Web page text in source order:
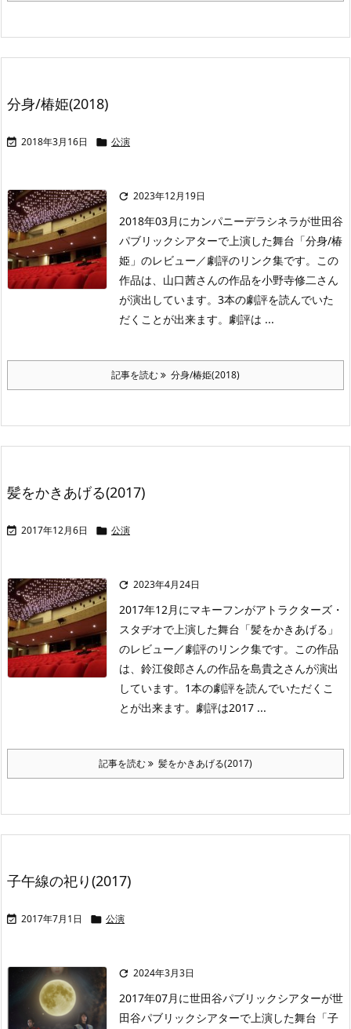
分身/椿姫(2018)
 2018年3月16日  公演
 2023年12月19日
2018年03月にカンパニーデラシネラが世田谷
パブリックシアターで上演した舞台「分身/椿
姫」のレビュー／劇評のリンク集です。この
作品は、山口茜さんの作品を小野寺修二さん
が演出しています。3本の劇評を読んでいた
だくことが出来ます。劇評は ...
記事を読む 分身/椿姫(2018)
髪をかきあげる(2017)
 2017年12月6日  公演
 2023年4月24日
2017年12月にマキーフンがアトラクターズ・
スタヂオで上演した舞台「髪をかきあげる」
のレビュー／劇評のリンク集です。この作品
は、鈴江俊郎さんの作品を島貴之さんが演出
しています。1本の劇評を読んでいただくこ
とが出来ます。劇評は2017 ...
記事を読む 髪をかきあげる(2017)
子午線の祀り(2017)
 2017年7月1日  公演
 2024年3月3日
2017年07月に世田谷パブリックシアターが世
田谷パブリックシアターで上演した舞台「子